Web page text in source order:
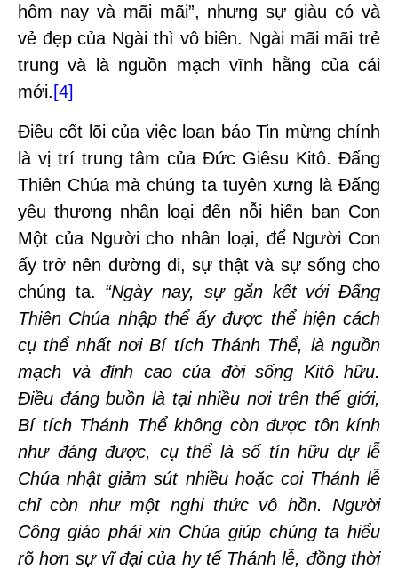
hôm nay và mãi mãi”, nhưng sự giàu có và
vẻ đẹp của Ngài thì vô biên. Ngài mãi mãi trẻ
trung và là nguồn mạch vĩnh hằng của cái
mới.[4]
Điều cốt lõi của việc loan báo Tin mừng chính
là vị trí trung tâm của Đức Giêsu Kitô. Đấng
Thiên Chúa mà chúng ta tuyên xưng là Đấng
yêu thương nhân loại đến nỗi hiến ban Con
Một của Người cho nhân loại, để Người Con
ấy trở nên đường đi, sự thật và sự sống cho
chúng ta. “Ngày nay, sự gắn kết với Đấng
Thiên Chúa nhập thể ấy được thể hiện cách
cụ thể nhất nơi Bí tích Thánh Thể, là nguồn
mạch và đỉnh cao của đời sống Kitô hữu.
Điều đáng buồn là tại nhiều nơi trên thế giới,
Bí tích Thánh Thể không còn được tôn kính
như đáng được, cụ thể là số tín hữu dự lễ
Chúa nhật giảm sút nhiều hoặc coi Thánh lễ
chỉ còn như một nghi thức vô hồn. Người
Công giáo phải xin Chúa giúp chúng ta hiểu
rõ hơn sự vĩ đại của hy tế Thánh lễ, đồng thời